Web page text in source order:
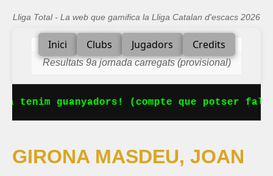
Lliga Total - La web que gamifica la Lliga Catalan d'escacs 2026
Inici Clubs Jugadors Credits
Resultats 9a jornada carregats (provisional)
tenim guanyadors! (compte que potser
GIRONA MASDEU, JOAN